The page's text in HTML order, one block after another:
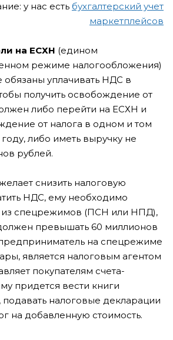
у нас есть бухгалтерский учет
маркетплейсов
на ЕСХН (едином
режиме налогообложения)
обязаны уплачивать НДС в
получить освобождение от
либо перейти на ЕСХН и
от налога в одном и том
либо иметь выручку не
рублей.
снизить налоговую
НДС, ему необходимо
из спецрежимов (ПСН или НПД),
превышать 60 миллионов
на спецрежиме
является налоговым агентом
покупателям счета-
придется вести книги
налоговые декларации
на добавленную стоимость.